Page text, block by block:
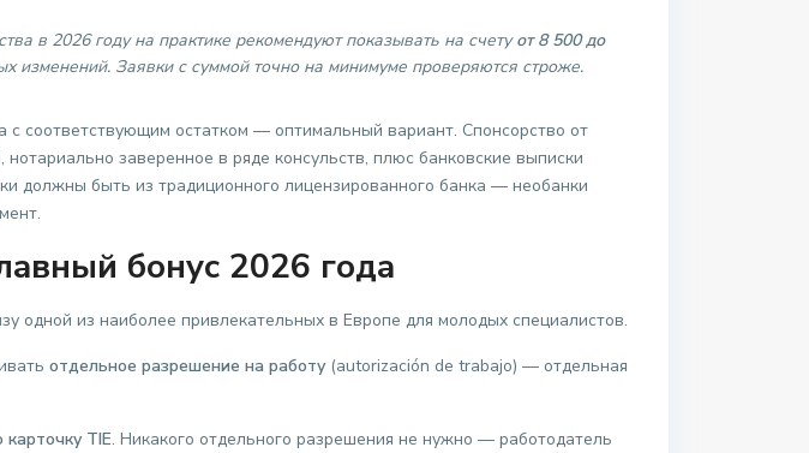
в 2026 году на практике рекомендуют показывать на счетуот 8 500 до
Заявки с суммой точно на минимуме проверяются строже.
с соответствующим остатком — оптимальный вариант. Спонсорство от
заверенное в ряде консульств, плюс банковские выписки
должны быть из традиционного лицензированного банка — необанки
бонус 2026 года
одной из наиболее привлекательных в Европе для молодых специалистов.
отдельное разрешение на работу (autorización de trabajo) — отдельная
TIE. Никакого отдельного разрешения не нужно — работодатель